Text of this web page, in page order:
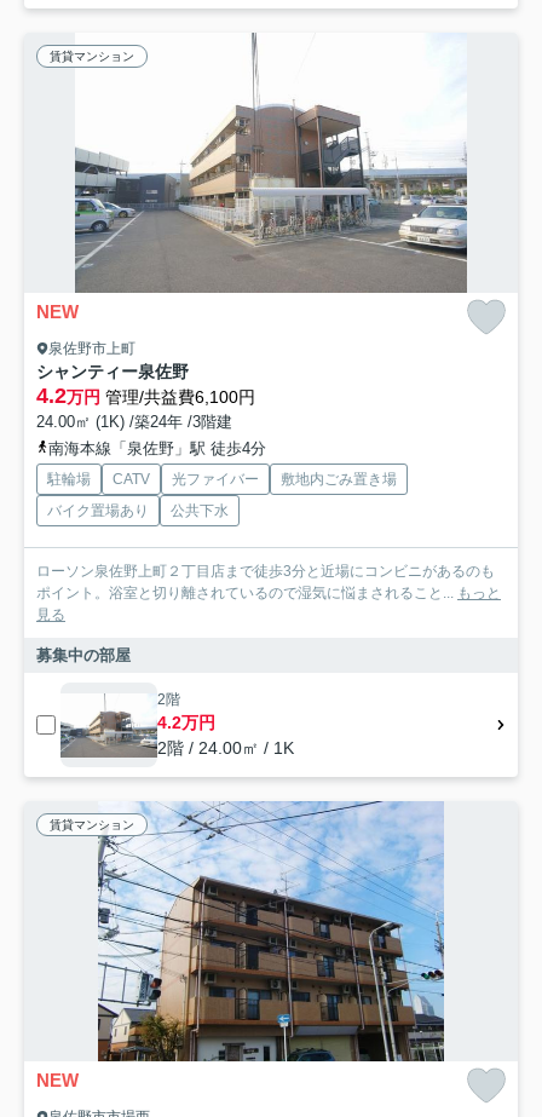
賃貸マンション
NEW
泉佐野市上町
シャンティー泉佐野
4.2万円 管理/共益費6,100円
24.00㎡ (1K) /築24年 /3階建
南海本線「泉佐野」駅 徒歩4分
駐輪場 CATV 光ファイバー
敷地内ごみ置き場
バイク置場あり
公共下水
ローソン泉佐野上町２丁目店まで徒歩3分と近場にコンビニがあるのも
ポイント。浴室と切り離されているので湿気に悩まされること... もっと
見る
募集中の部屋
2階
4.2万円
2階 / 24.00㎡ / 1K
賃貸マンション
NEW